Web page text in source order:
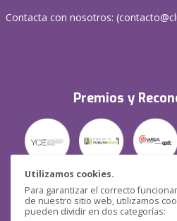
Utilizamos cookies.
Para garantizar el correcto
de nuestro sitio web, utilizamos
pueden dividir en dos categorías:
Contacta con nosotros: (
Premios y